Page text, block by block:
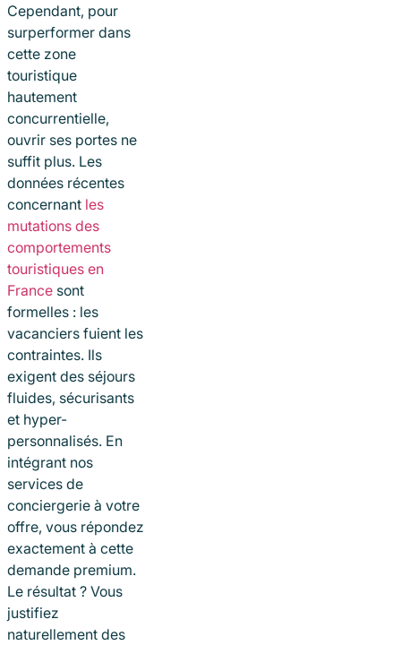
Cependant, pour
surperformer dans
cette zone
touristique
hautement
concurrentielle,
ouvrir ses portes ne
suffit plus. Les
données récentes
concernant les
mutations des
comportements
touristiques en
France sont
formelles : les
vacanciers fuient les
contraintes. Ils
exigent des séjours
fluides, sécurisants
et hyper-
personnalisés. En
intégrant nos
services de
conciergerie à votre
offre, vous répondez
exactement à cette
demande premium.
Le résultat ? Vous
justifiez
naturellement des